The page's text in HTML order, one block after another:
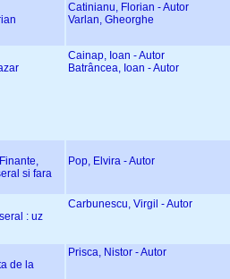
Catinianu, Florian - Autor
Varlan, Gheorghe
Cainap, Ioan - Autor
Batrâncea, Ioan - Autor
si fara
Pop, Elvira - Autor
: uz
Carbunescu, Virgil - Autor
de la
Prisca, Nistor - Autor